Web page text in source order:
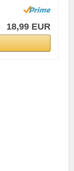
18,99 EUR